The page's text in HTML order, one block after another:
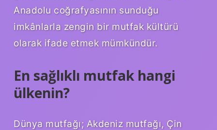
Anadolu coğrafyasının sunduğu
imkânlarla zengin bir mutfak kültürü
olarak ifade etmek mümkündür.
En sağlıklı mutfak hangi
ülkenin?
Dünya mutfağı; Akdeniz mutfağı, Çin